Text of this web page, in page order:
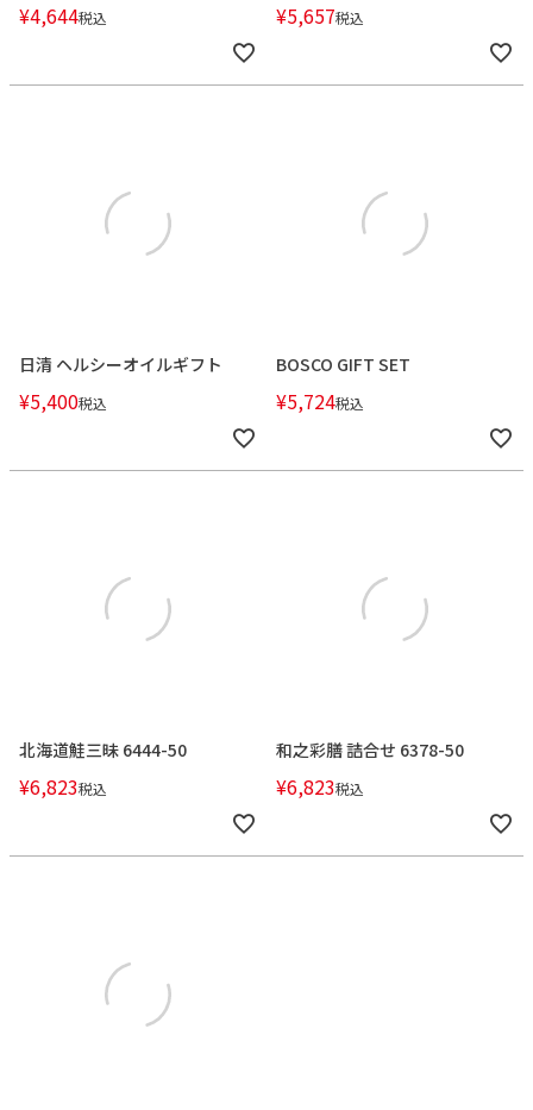
¥4,644税込 ¥5,657税込
日清 ヘルシーオイルギフト
¥5,400税込
BOSCO GIFT SET
¥5,724税込
北海道鮭三昧 6444-50
¥6,823税込
和之彩膳 詰合せ 6378-50
¥6,823税込